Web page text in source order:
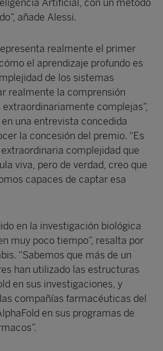
Artificial, con un método
añade Alessi.
realmente el primer
el aprendizaje profundo es
de los sistemas
realmente la comprensión
complejas”,
una entrevista concedida
la concesión del premio. “Es
complejidad que
viva, pero de verdad, creo que
capaces de captar esa
en la investigación biológica
muy poco tiempo”, resalta por
“Sabemos que más de un
han utilizado las estructuras
en sus investigaciones, y
compañías farmacéuticas del
en sus programas de